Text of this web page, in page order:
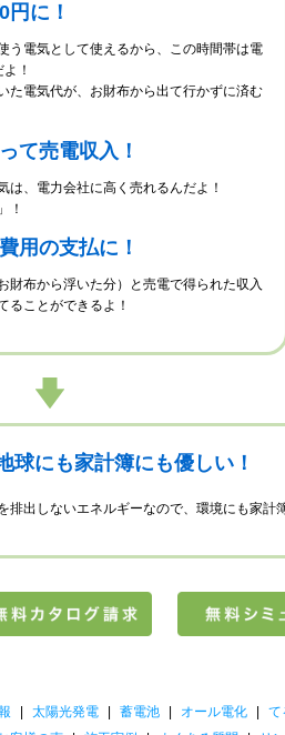
に！
う電気として使えるから、この時間帯は電
！
た電気代が、お財布から出て行かずに済む
て売電収入！
は、電力会社に高く売れるんだよ！
！
用の支払に！
財布から浮いた分）と売電で得られた収入
ることができるよ！
球にも家計簿にも優しい！
排出しないエネルギーなので、環境にも家計
| 太陽光発電 | 蓄電池 | オール電化 | て